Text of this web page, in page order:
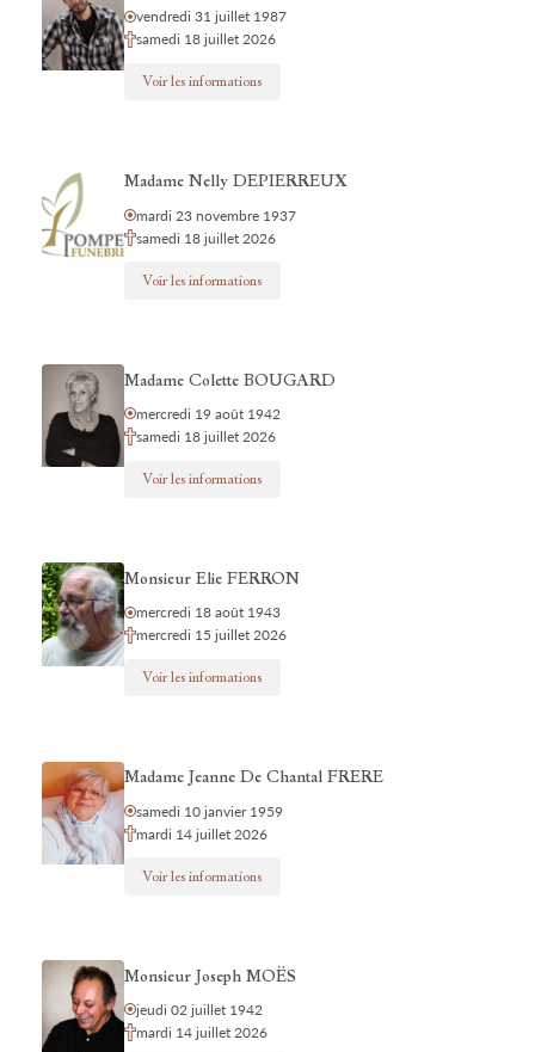
vendredi 31 juillet 1987
samedi 18 juillet 2026
Voir les informations
Madame Nelly DEPIERREUX
mardi 23 novembre 1937
samedi 18 juillet 2026
Voir les informations
Madame Colette BOUGARD
mercredi 19 août 1942
samedi 18 juillet 2026
Voir les informations
Monsieur Elie FERRON
mercredi 18 août 1943
mercredi 15 juillet 2026
Voir les informations
Madame Jeanne De Chantal FRERE
samedi 10 janvier 1959
mardi 14 juillet 2026
Voir les informations
Monsieur Joseph MOËS
jeudi 02 juillet 1942
mardi 14 juillet 2026